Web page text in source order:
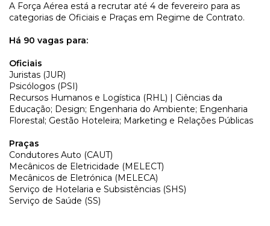
A Força Aérea está a recrutar até 4 de fevereiro para as
categorias de Oficiais e Praças em Regime de Contrato.
Há 90 vagas para:
Oficiais
Juristas (JUR)
Psicólogos (PSI)
Recursos Humanos e Logística (RHL) | Ciências da
Educação; Design; Engenharia do Ambiente; Engenharia
Florestal; Gestão Hoteleira; Marketing e Relações Públicas
Praças
Condutores Auto (CAUT)
Mecânicos de Eletricidade (MELECT)
Mecânicos de Eletrónica (MELECA)
Serviço de Hotelaria e Subsistências (SHS)
Serviço de Saúde (SS)